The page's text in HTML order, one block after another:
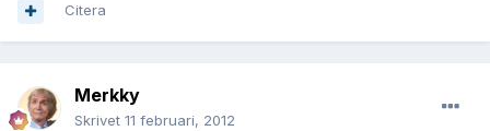
Citera
Merkky
Skrivet 11 februari, 2012